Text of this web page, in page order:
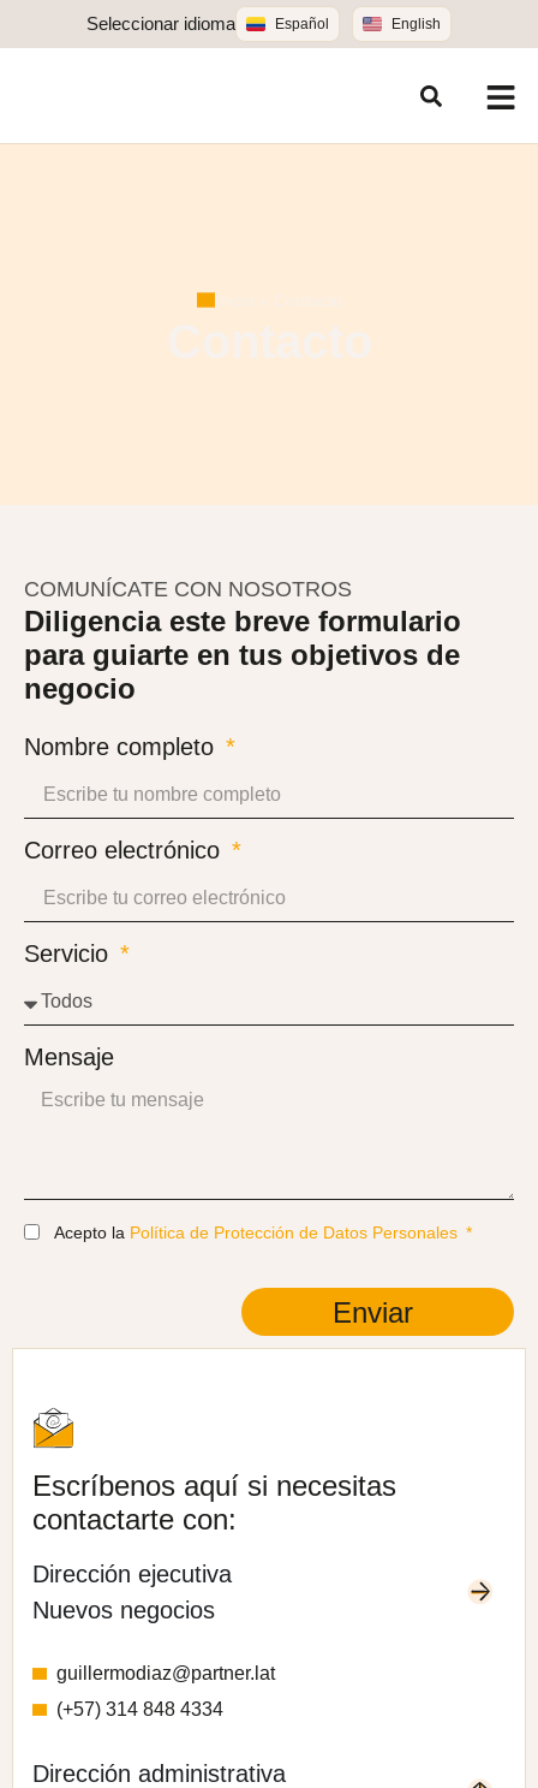
Seleccionar idioma Español English
COMUNÍCATE CON NOSOTROS
Diligencia este breve formulario
para guiarte en tus objetivos de
negocio
Nombre completo
Correo electrónico
Servicio
Mensaje
Acepto la Política de Protección de Datos Personales
Enviar
Escríbenos aquí si necesitas
contactarte con:
Dirección ejecutiva
Nuevos negocios
guillermodiaz@partner.lat
(+57) 314 848 4334
Dirección administrativa